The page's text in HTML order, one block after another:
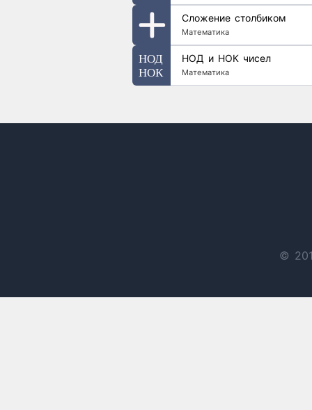
Сложение столбиком
Математика
НОД и НОК чисел
Математика
©